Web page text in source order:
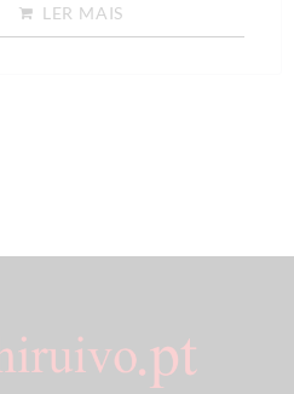
LER MAIS